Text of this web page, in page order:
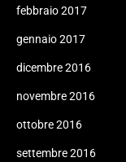
febbraio 2017
gennaio 2017
dicembre 2016
novembre 2016
ottobre 2016
settembre 2016